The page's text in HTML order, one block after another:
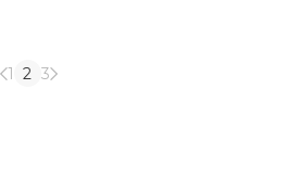
1 2 3